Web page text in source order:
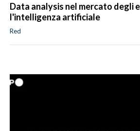
Data analysis nel mercato degli
l'intelligenza artificiale
Red